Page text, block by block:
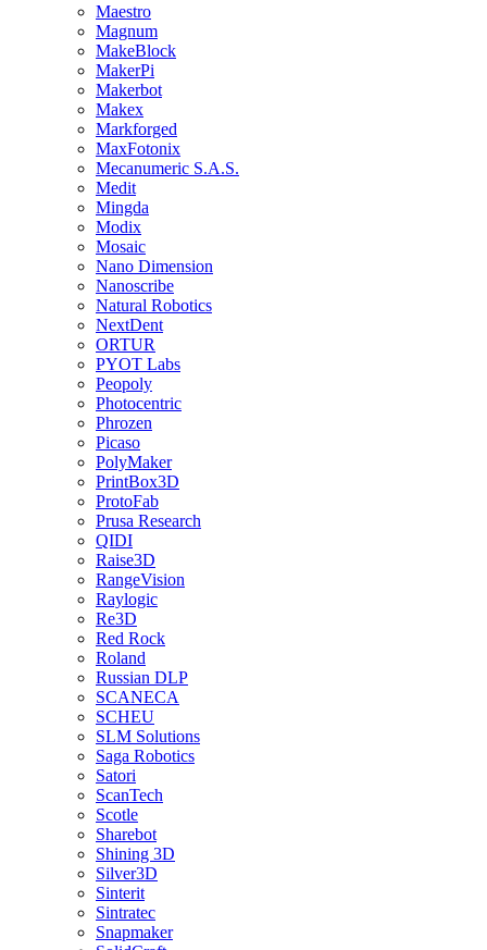
Maestro
Magnum
MakeBlock
MakerPi
Makerbot
Makex
Markforged
MaxFotonix
Mecanumeric S.A.S.
Medit
Mingda
Modix
Mosaic
Nano Dimension
Nanoscribe
Natural Robotics
NextDent
ORTUR
PYOT Labs
Peopoly
Photocentric
Phrozen
Picaso
PolyMaker
PrintBox3D
ProtoFab
Prusa Research
QIDI
Raise3D
RangeVision
Raylogic
Re3D
Red Rock
Roland
Russian DLP
SCANECA
SCHEU
SLM Solutions
Saga Robotics
Satori
ScanTech
Scotle
Sharebot
Shining 3D
Silver3D
Sinterit
Sintratec
Snapmaker